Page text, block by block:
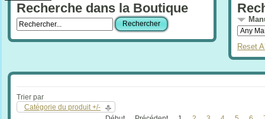
Recherche dans la Boutique
Reset
Trier par
Catégorie du produit +/-